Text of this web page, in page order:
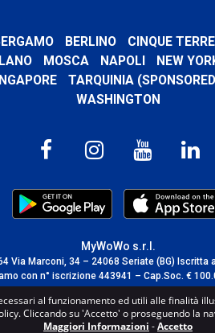
BERLINO CINQUE TERRE
MOSCA NAPOLI NEW
TARQUINIA
WASHINGTON
MyWoWo s.r.l.
Via Marconi, 34 – 24068 Seriate (BG)
con n° iscrizione 443941 – Cap.Soc. €
TERMS AND CONDITIONS - CREDITS
al funzionamento ed utili alle finalità
Cliccando su 'Accetto' o proseguendo la
Maggiori Informazioni -Accetto